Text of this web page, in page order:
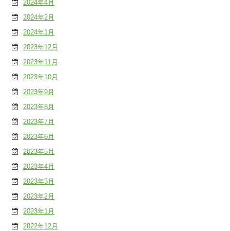
2024年4月
2024年2月
2024年1月
2023年12月
2023年11月
2023年10月
2023年9月
2023年8月
2023年7月
2023年6月
2023年5月
2023年4月
2023年3月
2023年2月
2023年1月
2022年12月